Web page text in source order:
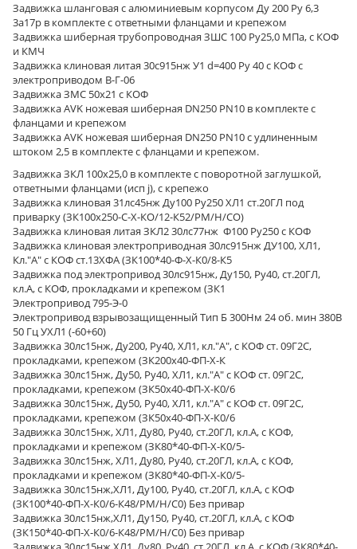
Задвижка шланговая с алюминиевым корпусом Ду 200 Ру 6,3
3а17р в комплекте с ответными фланцами и крепежом
Задвижка шиберная трубопроводная ЗШС 100 Ру25,0 МПа, с КОФ
и КМЧ
Задвижка клиновая литая 30с915нж У1 d=400 Ру 40 с КОФ с
электроприводом В-Г-06
Задвижка ЗМС 50х21 с КОФ
Задвижка AVK ножевая шиберная DN250 PN10 в комплекте с
фланцами и крепежом
Задвижка AVK ножевая шиберная DN250 PN10 с удлиненным
штоком 2,5 в комплекте с фланцами и крепежом.
Задвижка ЗКЛ 100х25,0 в комплекте с поворотной заглушкой,
ответными фланцами (исп j), с крепежо
Задвижка клиновая 31лс45нж Ду100 Ру250 ХЛ1 ст.20ГЛ под
приварку (ЗК100х250-С-Х-КО/12-К52/РМ/Н/СО)
Задвижка клиновая литая ЗКЛ2 30лс77нж Ф100 Ру250 с КОФ
Задвижка клиновая электроприводная 30лс915нж ДУ100, ХЛ1,
Кл."А" с КОФ ст.13ХФА (ЗК100*40-Ф-Х-К0/8-К5
Задвижка под электропривод 30лс915нж, Ду150, Ру40, ст.20ГЛ,
кл.А, с КОФ, прокладками и крепежом (ЗК1
Электропривод 795-Э-0
Электропривод взрывозащищенный Тип Б 300Нм 24 об. мин 380В
50 Гц УХЛ1 (-60+60)
Задвижка 30лс15нж, Ду200, Ру40, ХЛ1, кл."А", с КОФ ст. 09Г2С,
прокладками, крепежом (ЗК200х40-ФП-Х-К
Задвижка 30лс15нж, Ду50, Ру40, ХЛ1, кл."А" с КОФ ст. 09Г2С,
прокладками, крепежом (ЗК50х40-ФП-Х-К0/6
Задвижка 30лс15нж, Ду50, Ру40, ХЛ1, кл."А" с КОФ ст. 09Г2С,
прокладками, крепежом (ЗК50х40-ФП-Х-К0/6
Задвижка 30лс15нж, ХЛ1, Ду80, Ру40, ст.20ГЛ, кл.А, с КОФ,
прокладками и крепежом (ЗК80*40-ФП-Х-К0/5-
Задвижка 30лс15нж, ХЛ1, Ду80, Ру40, ст.20ГЛ, кл.А, с КОФ,
прокладками и крепежом (ЗК80*40-ФП-Х-К0/5-
Задвижка 30лс15нж,ХЛ1, Ду100, Ру40, ст.20ГЛ, кл.А, с КОФ
(ЗК100*40-ФП-Х-К0/6-К48/РМ/Н/С0) Без привар
Задвижка 30лс15нж,ХЛ1, Ду150, Ру40, ст.20ГЛ, кл.А, с КОФ
(ЗК150*40-ФП-Х-К0/6-К48/РМ/Н/С0) Без привар